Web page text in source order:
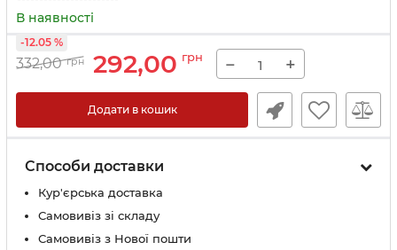
В наявності
332,00 грн 292,00 грн
-12.05 %
− +
Додати в кошик
Способи доставки
Кур'єрська доставка
Самовивіз зі складу
Самовивіз з Нової пошти